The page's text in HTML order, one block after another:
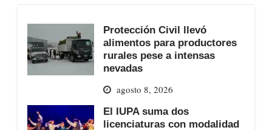
Protección Civil llevó
alimentos para productores
rurales pese a intensas
nevadas
agosto 8, 2026
El IUPA suma dos
licenciaturas con modalidad